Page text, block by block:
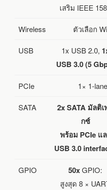
เสริม IEEE
Wireless ตัวเลือก
USB 1x USB 2.0,
USB 3.0 (5
PCIe 1× 1-
SATA
2x SATA มัลติเ
กซ์
พร้อม PCIe แ
USB 3.0
GPIO 50xGPIO:
สูงสุด 8 ×